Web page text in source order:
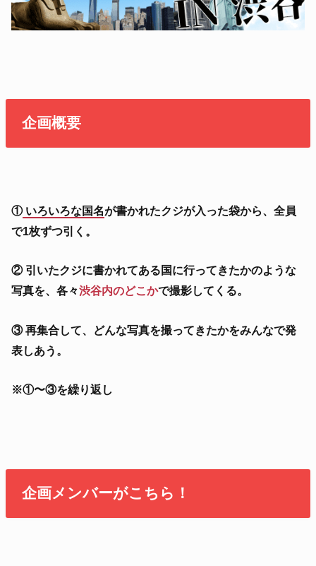
企画概要
①いろいろな国名が書かれたクジが入った袋から、全員
で1枚ずつ引く。
② 引いたクジに書かれてある国に行ってきたかのような
写真を、各々渋谷内のどこかで撮影してくる。
③ 再集合して、どんな写真を撮ってきたかをみんなで発
表しあう。
※①〜③を繰り返し
企画メンバーがこちら！